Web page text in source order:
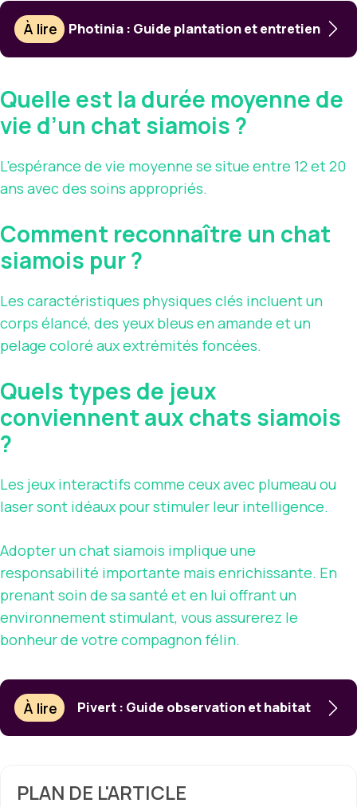
À lire Photinia : Guide plantation et entretien
Quelle est la durée moyenne de
vie d’un chat siamois ?
L’espérance de vie moyenne se situe entre 12 et 20
ans avec des soins appropriés.
Comment reconnaître un chat
siamois pur ?
Les caractéristiques physiques clés incluent un
corps élancé, des yeux bleus en amande et un
pelage coloré aux extrémités foncées.
Quels types de jeux
conviennent aux chats siamois
?
Les jeux interactifs comme ceux avec plumeau ou
laser sont idéaux pour stimuler leur intelligence.
Adopter un chat siamois implique une
responsabilité importante mais enrichissante. En
prenant soin de sa santé et en lui offrant un
environnement stimulant, vous assurerez le
bonheur de votre compagnon félin.
À lire Pivert : Guide observation et habitat
PLAN DE L'ARTICLE